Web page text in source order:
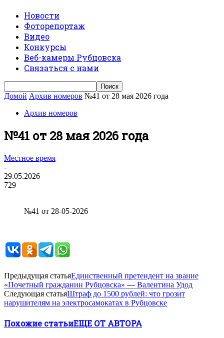
Новости
Фоторепортаж
Видео
Конкурсы
Веб-камеры Рубцовска
Связаться с нами
Домой Архив номеров №41 от 28 мая 2026 года
Архив номеров
№41 от 28 мая 2026 года
Местное время
-
29.05.2026
729
№41 от 28-05-2026
Предыдущая статьяЕдинственный претендент на звание
«Почетный гражданин Рубцовска» — Валентина Удод
Следующая статьяШтраф до 1500 рублей: что грозит
нарушителям на электросамокатах в Рубцовске
Похожие статьиЕЩЕ ОТ АВТОРА